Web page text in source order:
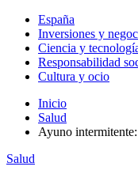
España
Inversiones y
Ciencia y
Responsabilidad
Cultura y ocio
Inicio
Salud
Ayuno
Salud